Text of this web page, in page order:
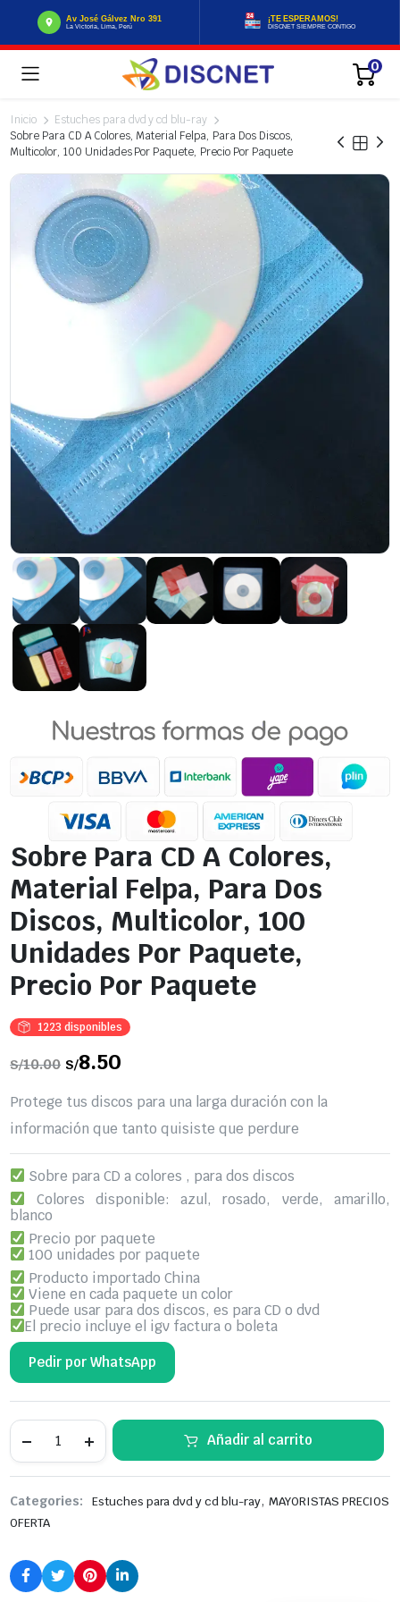
Av José Gálvez Nro 391
La Victoria, Lima, Perú
¡TE ESPERAMOS!
DISCNET SIEMPRE CONTIGO
0
Inicio
Estuches para dvd y cd blu-ray
Sobre Para CD A Colores, Material Felpa, Para Dos Discos,
Multicolor, 100 Unidades Por Paquete, Precio Por Paquete
Sobre Para CD A Colores,
Material Felpa, Para Dos
Discos, Multicolor, 100
Unidades Por Paquete,
Precio Por Paquete
1223 disponibles
S/10.00 El
precio
era:
S/10.00.
S/8.50El
precio
es:
S/8.50.
Protege tus discos para una larga duración con la
información que tanto quisiste que perdure
Sobre para CD a colores , para dos discos
Colores disponible: azul, rosado, verde, amarillo,
blanco
Precio por paquete
100 unidades por paquete
Producto importado China
Viene en cada paquete un color
Puede usar para dos discos, es para CD o dvd
El precio incluye el igv factura o boleta
Pedir por WhatsApp
Para
A
Material
Felpa,
Discos,
Multicolor,
100
Añadir al carrito
Categories: Estuches para dvd y cd blu-ray, MAYORISTAS PRECIOS
OFERTA